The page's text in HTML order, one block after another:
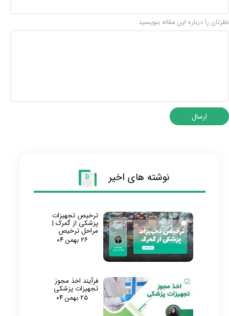
نظرتان را درباره این مقاله بنویسید.
ارسال
نوشته های اخیر
ترخیص تجهیزات
پزشکی از گمرک |
مراحل ترخیص
۲۶ بهمن ۰۴
فرآیند اخذ مجوز
تجهیزات پزشکی
۲۵ بهمن ۰۴